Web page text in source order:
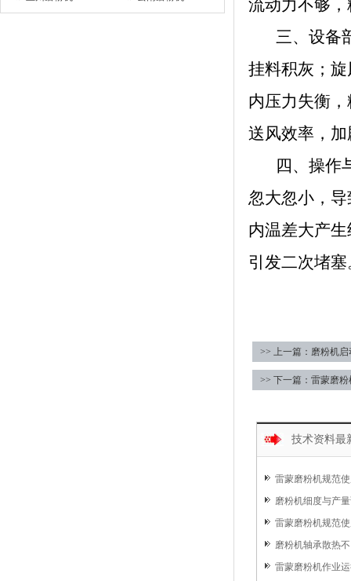
流动力不够
三、设备部
挂料积灰；
内压力失衡
送风效率，
四、操作与
忽大忽小，
内温差大产
引发二次堵塞
>> 上一篇：磨粉机
>> 下一篇：雷蒙磨
技术资料最
雷蒙磨粉机规范
磨粉机细度与产
雷蒙磨粉机规范
磨粉机轴承散热
雷蒙磨粉机作业